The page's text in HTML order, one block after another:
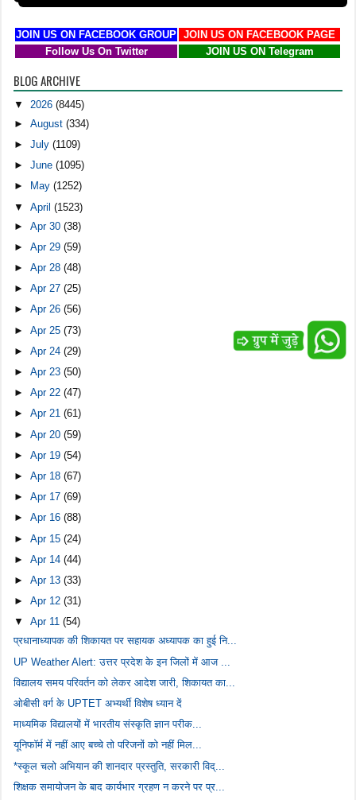
JOIN US ON FACEBOOK GROUP
JOIN US ON FACEBOOK PAGE
Follow Us On Twitter
JOIN US ON Telegram
BLOG ARCHIVE
▼ 2026(8445)
►August(334)
►July(1109)
►June(1095)
►
May(1252)
▼April(1523)
►Apr 30(38)
►Apr 29(59)
►Apr 28(48)
►Apr 27(25)
►Apr 26(56)
►Apr 25(73)
►Apr 24(29)
►Apr 23(50)
►Apr 22(47)
►Apr 21(61)
►Apr 20(59)
►Apr 19(54)
►Apr 18(67)
►Apr 17(69)
►Apr 16(88)
►Apr 15(24)
►Apr 14(44)
►Apr 13(33)
►Apr 12(31)
▼Apr 11(54)
प्रधानाध्यापक की शिकायत पर सहायक अध्यापक का हुई नि...
UP Weather Alert: उत्तर प्रदेश के इन जिलों में आज ...
विद्यालय समय परिवर्तन को लेकर आदेश जारी, शिकायत का...
ओबीसी वर्ग के UPTET अभ्यर्थी विशेष ध्यान दें
माध्यमिक विद्यालयों में भारतीय संस्कृति ज्ञान परीक...
यूनिफॉर्म में नहीं आए बच्चे तो परिजनों को नहीं मिल...
*स्कूल चलो अभियान की शानदार प्रस्तुति, सरकारी विद्...
शिक्षक समायोजन के बाद कार्यभार ग्रहण न करने पर प्र...